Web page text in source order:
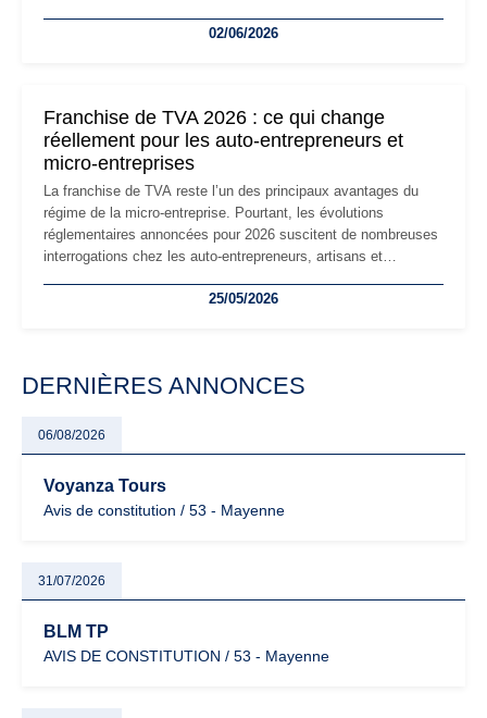
les auto-entrepreneurs devront s'adapter à un environnement
02/06/2026
Franchise de TVA 2026 : ce qui change
réellement pour les auto-entrepreneurs et
micro-entreprises
La franchise de TVA reste l’un des principaux avantages du
régime de la micro-entreprise. Pourtant, les évolutions
réglementaires annoncées pour 2026 suscitent de nombreuses
interrogations chez les auto-entrepreneurs, artisans et
facturation ou risque de bascule vers la TVA : les règles
25/05/2026
DERNIÈRES ANNONCES
06/08/2026
Voyanza Tours
Avis de constitution / 53 - Mayenne
31/07/2026
BLM TP
AVIS DE CONSTITUTION / 53 - Mayenne